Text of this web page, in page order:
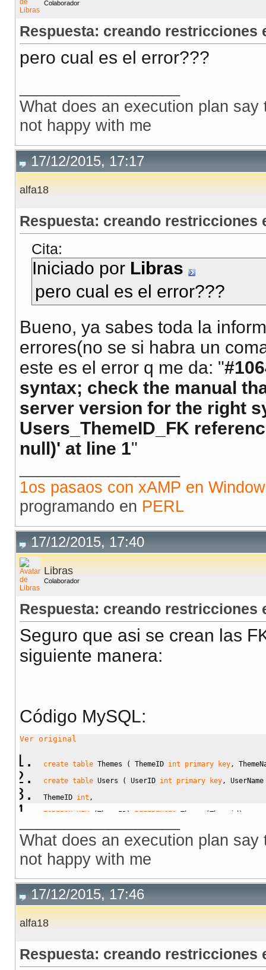
Colaborador
Respuesta: creando restricciones
pero cual es el error???
What does an execution plan
not happy with me
17/12/2015, 17:17
alfa18
Respuesta: creando restricciones
Cita:
Iniciado por Libras
pero cual es el error???
Bueno, ya sabes toda la
errores(no se si habra un
este es el error q me da: "
syntax; check the manual
server version for the right
Users_ThemeID_FK
null)' at line 1"
1os pasaos con xAMP en
programando en PERL
17/12/2015, 17:40
Libras
Colaborador
Respuesta: creando restricciones
Seguro que asi se crean las
siguiente manera:
Código MySQL:
Ver original
create table Themes ( ThemeID int primary key ,
create table Users ( UserID int primary key ,
ThemeID int ,
FOREIGN KEY
(ThemeID ) REFERENCES Themes (Themeid)
on delete set null);
What does an execution plan
not happy with me
17/12/2015, 17:46
alfa18
Respuesta: creando restricciones